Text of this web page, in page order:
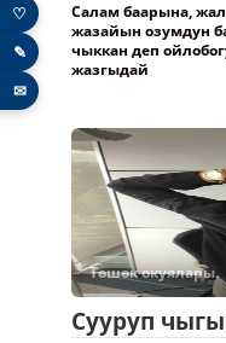
Салам баарына,
жазайын озумдун
чыккан деп
жазгыдай
Төшөк окуялары.
Сууруп
♡
✎
✉